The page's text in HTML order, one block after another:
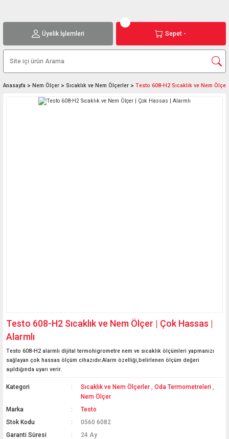
Üyelik İşlemleri Sepet -
Anasayfa Nem Ölçer Sıcaklık ve Nem Ölçerler Testo 608-H2 Sıcaklık ve Nem
Testo 608-H2 Sıcaklık ve Nem Ölçer | Çok Hassas |
Alarmlı
Testo 608-H2 alarmlı dijital termohigrometre nem ve sıcaklık ölçümleri yapmanızı
sağlayan çok hassas ölçüm cihazıdır.Alarm özelliği,belirlenen ölçüm değeri
aşıldığında uyarı verir.
Kategori Sıcaklık ve Nem Ölçerler ,Oda Termometreleri ,
Nem Ölçer
Marka
Testo
Stok Kodu
0560 6082
Garanti Süresi
24 Ay